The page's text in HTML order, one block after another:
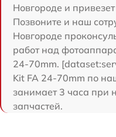
Новгороде и
Позвоните и наш
Новгороде
работ над
24-70mm.
Kit FA 24-70mm по
занимает 3 часа при
запчастей.